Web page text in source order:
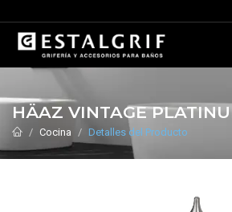
HÄAZ VINTAGE
Cocina Detalles del Producto